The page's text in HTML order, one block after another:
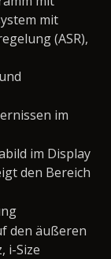
mit
(ASR),
im
im Display
den Bereich
den äußeren
i-Size